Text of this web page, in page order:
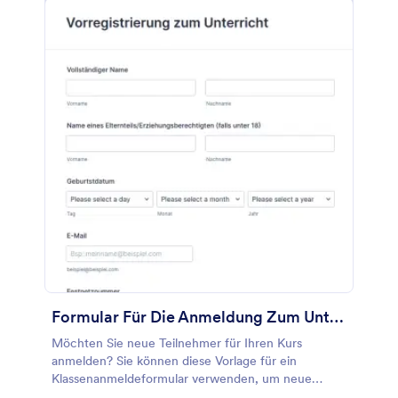
leistungsstarken Formulargenerator App von
Jotform eine Vorschau anzeigen, wie es auf jedem
perfekt ist. Und mit unseren mehr als 100
Drive, Dropbox und mehr, können Sie die erfassten
Antworten an den von Ihnen bevorzugten
Speicherdienst Ihrer Wahl senden. Sehen Sie sich
die Antworten an und holen Sie sich die
Informationen, die Sie von den Kindern benötigen,
mit einem kostenlosen Anmeldeformular für die
Ferienbibelschule.
Formular Für Die Anmeldung Zum Unterricht
Möchten Sie neue Teilnehmer für Ihren Kurs
anmelden? Sie können diese Vorlage für ein
Klassenanmeldeformular verwenden, um neue